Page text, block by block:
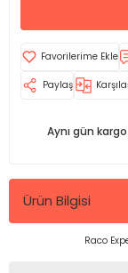
Paylaş
Aynı gün kargo
Ürün Bilgisi
Raco